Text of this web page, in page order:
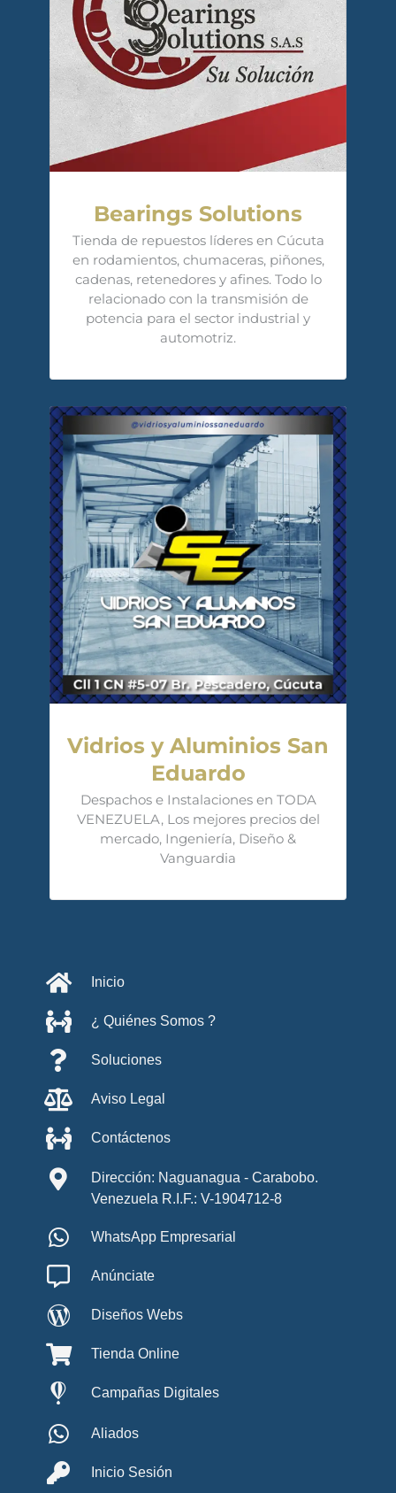
Bearings Solutions
Tienda de repuestos líderes en Cúcuta
en rodamientos, chumaceras, piñones,
cadenas, retenedores y afines. Todo lo
relacionado con la transmisión de
potencia para el sector industrial y
automotriz.
Vidrios y Aluminios San
Eduardo
Despachos e Instalaciones en TODA
VENEZUELA, Los mejores precios del
mercado, Ingeniería, Diseño &
Vanguardia
Inicio
¿ Quiénes Somos ?
Soluciones
Aviso Legal
Contáctenos
Dirección: Naguanagua - Carabobo.
Venezuela R.I.F.: V-1904712-8
WhatsApp Empresarial
Anúnciate
Diseños Webs
Tienda Online
Campañas Digitales
Aliados
Inicio Sesión